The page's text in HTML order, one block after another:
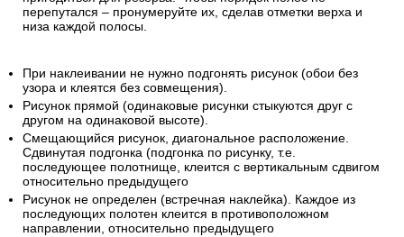
перепутался – пронумеруйте их, сделав отметки верха и
низа каждой полосы.
При наклеивании не нужно подгонять рисунок (обои без
узора и клеятся без совмещения).
Рисунок прямой (одинаковые рисунки стыкуются друг с
другом на одинаковой высоте).
Смещающийся рисунок, диагональное расположение.
Сдвинутая подгонка (подгонка по рисунку, т.е.
последующее полотнище, клеится с вертикальным сдвигом
относительно предыдущего
Рисунок не определен (встречная наклейка). Каждое из
последующих полотен клеится в противоположном
направлении, относительно предыдущего